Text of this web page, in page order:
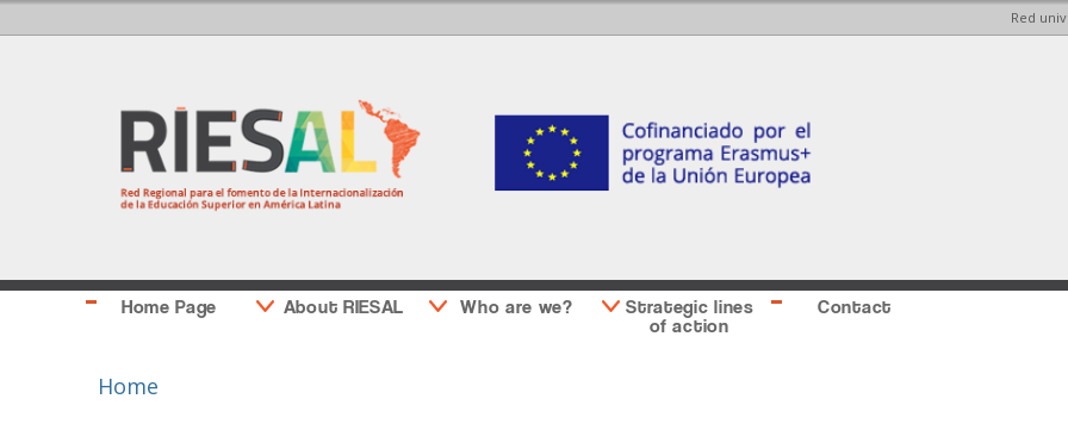
Red
content
Sidebar
second
Home Page About RIESAL Who are we?
Strategic lines
of action
Contact
Home